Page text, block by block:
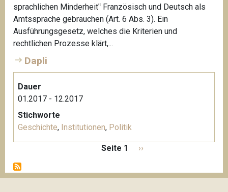
sprachlichen Minderheit‟ Französisch und Deutsch als
Amtssprache gebrauchen (Art. 6 Abs. 3). Ein
Ausführungsgesetz, welches die Kriterien und
rechtlichen Prozesse klärt,...
Dapli
Dauer
01.2017 - 12.2017
Stichworte
Geschichte, Institutionen, Politik
i
t
Seite 1
N
c
››